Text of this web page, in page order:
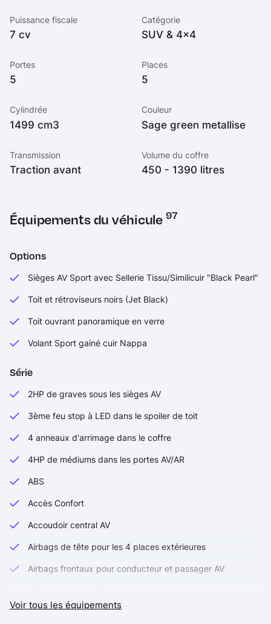
Puissance fiscale
7 cv
Catégorie
SUV & 4x4
Portes
5
Places
5
Cylindrée
1499 cm3
Couleur
Sage green metallise
Transmission
Traction avant
Volume du coffre
450 - 1390 litres
Équipements du véhicule 97
Options
Sièges AV Sport avec Sellerie Tissu/Similicuir "Black Pearl"
Toit et rétroviseurs noirs (Jet Black)
Toit ouvrant panoramique en verre
Volant Sport gainé cuir Nappa
Série
2HP de graves sous les sièges AV
3ème feu stop à LED dans le spoiler de toit
4 anneaux d'arrimage dans le coffre
4HP de médiums dans les portes AV/AR
ABS
Accès Confort
Accoudoir central AV
Airbags de tête pour les 4 places extérieures
Airbags frontaux pour conducteur et passager AV
Appel d'urgence intelligent
Voir tous les équipements